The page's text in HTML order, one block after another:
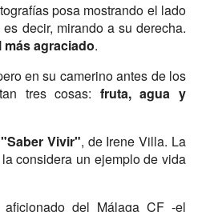
posa mostrando el lado
decir, mirando a su derecha.
agraciado.
en su camerino antes de los
tres cosas: fruta, agua y
"Saber Vivir", de Irene Villa. La
considera un ejemplo de vida
del Málaga CF -el